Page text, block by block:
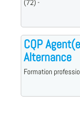
(72) -
CQP
Alternance
Formation